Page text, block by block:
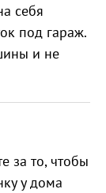
себя
под гараж.
и не
за то, чтобы
у дома